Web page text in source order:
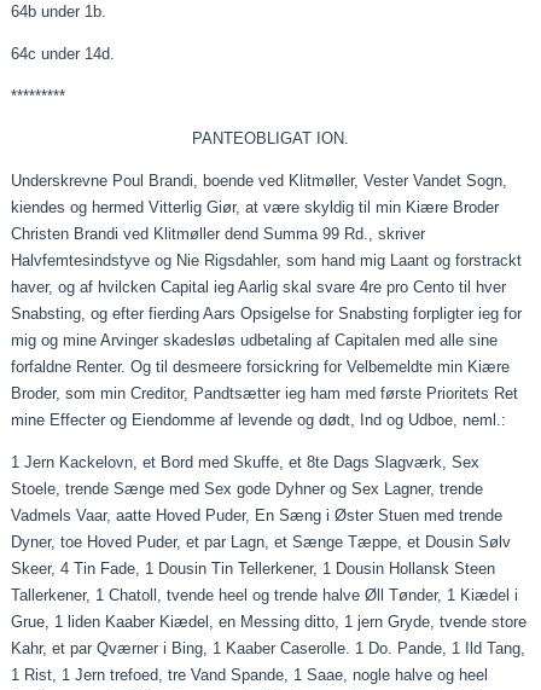
64b under 1b.
64c under 14d.
*********
PANTEOBLIGAT ION.
Underskrevne Poul Brandi, boende ved Klitmøller, Vester Vandet Sogn,
kiendes og hermed VitterligGiør, at være skyldig til min Kiære Broder
Christen Brandi ved Klitmøllerdend Summa 99 Rd., skriver
Halvfemtesindstyve og Nie Rigsdahler, som hand mig Laant ogforstrackt
haver, og af hvilcken Capitalieg Aarlig skal svare 4re proCento til hver
Snabsting , og efterfierding Aars Opsigelse forSnabsting forpligterieg for
mig og mine Arvinger skadesløs udbetaling afCapitalen med alle sine
forfaldne Renter. Og tildesmeere forsickring for Velbemeldte min Kiære
Broder, som minCreditor, Pandtsætter ieg ham med første Prioritets Ret
mine Effecter og Eiendomme af levende og dødt, Ind og Udboe ,neml .:
1 Jern Kackelovn , et Bord med Skuffe, et 8te Dags Slagværk, Sex
Stoele , trendeSænge med Sex gode Dyhner og Sex Lagner, trende
Vadmels Vaar,aatte Hoved Puder, EnSæng i Øster Stuen med trende
Dyner,toe Hoved Puder, et par Lagn , etSænge Tæppe, et Dousin Sølv
Skeer, 4 Tin Fade, 1 Dousin TinTellerkener, 1 Dousin Hollansk Steen
Tallerkener, 1Chatoll , tvende heel og trende halveØll Tønder, 1 Kiædel i
Grue, 1 liden Kaaber Kiædel
, en Messing ditto, 1 jern Gryde, tvende store
Kahr, et parQværner i Bing, 1 KaaberCaserolle . 1 Do. Pande, 1 Ild Tang,
1 Rist, 1 Jerntrefoed , tre Vand Spande, 1Saae , nogle halve og heel